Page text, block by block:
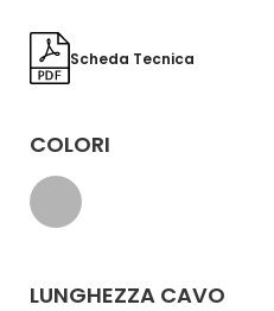
Scheda Tecnica
COLORI
LUNGHEZZA CAVO